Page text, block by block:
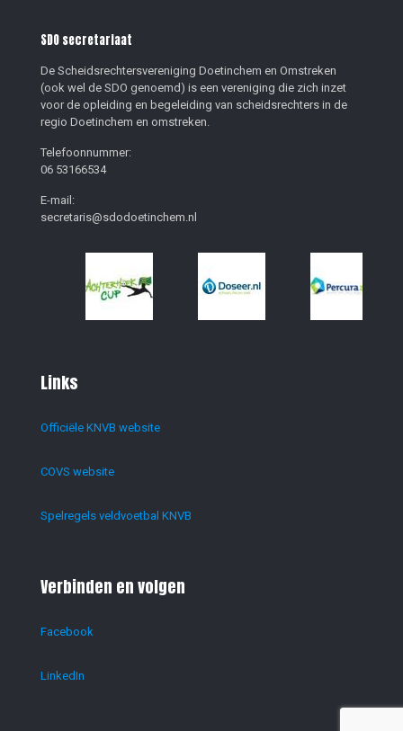
SDO secretariaat
De Scheidsrechtersvereniging Doetinchem en Omstreken
(ook wel de SDO genoemd) is een vereniging die zich inzet
voor de opleiding en begeleiding van scheidsrechters in de
regio Doetinchem en omstreken.
Telefoonnummer:
06 53166534
E-mail:
secretaris@sdodoetinchem.nl
Links
Officiële KNVB website
COVS website
Spelregels veldvoetbal KNVB
Verbinden en volgen
Facebook
LinkedIn